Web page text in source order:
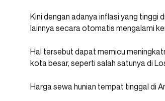
Kini dengan adanya inflasi yang tinggi
lainnya secara otomatis mengalami
Hal tersebut dapat memicu
kota besar, seperti salah satunya di
Harga sewa hunian tempat tinggal di